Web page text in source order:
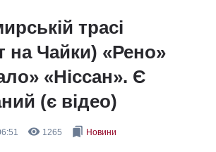
трасі
на Чайки) «Рено»
«Ніссан». Є
(є відео)
remove_red_eye 1265 bookmarks Новини